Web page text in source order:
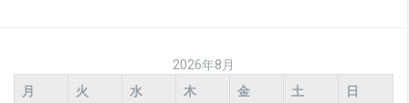
2026年8月
月
火 水 木 金 土 日